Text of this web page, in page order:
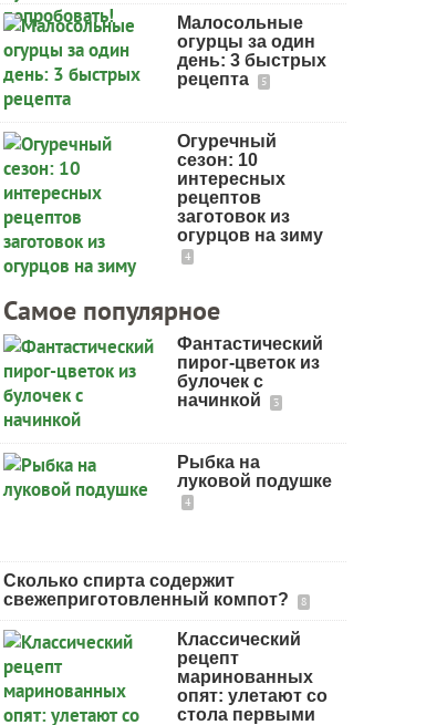
Малосольные
огурцы за один
день: 3 быстрых
рецепта
5
Огуречный
сезон: 10
интересных
рецептов
заготовок из
огурцов на зиму
4
Самое популярное
Фантастический
пирог-цветок из
булочек с
начинкой
3
Рыбка на
луковой подушке
4
Сколько спирта содержит
свежеприготовленный компот?
8
Классический
рецепт
маринованных
опят: улетают со
стола первыми